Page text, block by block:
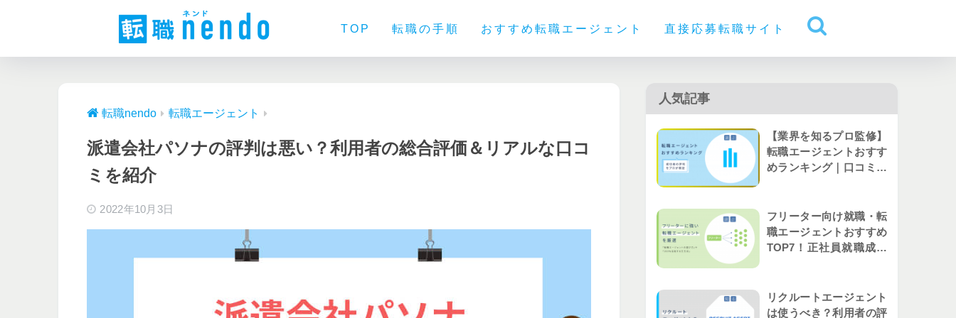
TOP 転職の手順 おすすめ転職エージェント 直接応募転職サイト
転職nendo 転職エージェント
派遣会社パソナの評判は悪い？利用者の総合評価＆リアルな口コ
ミを紹介
2022年10月3日
人気記事
【業界を知るプロ監修】
転職エージェントおすす
めランキング｜口コミか
フリーター向け就職・転
職エージェントおすすめ
TOP7！正社員就職成功
リクルートエージェント
は使うべき？利用者の評